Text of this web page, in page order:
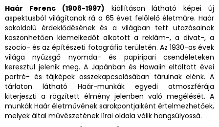
Haár Ferenc (1908-1997) kiállításon látható képei új
aspektusból világítanak rá a 65 évet felölelő életműre. Haár
sokoldalú érdeklődésének és a világban tett utazásainak
köszönhetően kiemelkedőt alkotott a reklám-, a divat-, a
szocio- és az építészeti fotográfia területén. Az 1930-as évek
világa nyüzsgő nyomda- és papíripari csendéleteken
keresztül jelenik meg. A Japánban és Hawaiin eltöltött évei
portré- és tájképek összekapcsolásában tárulnak elénk. A
tárlaton látható Haár-munkák egyedi atmoszférája
kiterjeszti a rögzített élmény jelenben való megélését. A
munkák Haár életművének sarokpontjaiként értelmezhetőek,
melyek által művészetének lírai oldala válik hangsúlyossá.